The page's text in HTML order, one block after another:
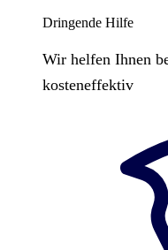
Dringende Hilfe
Wir helfen Ihnen
kosteneffektiv